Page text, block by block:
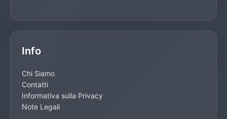
Info
Chi Siamo
Contatti
Informativa sulla Privacy
Note Legali